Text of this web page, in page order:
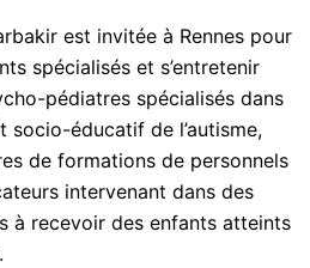
est invitée à Rennes pour
spécialisés et s’entretenir
pédiatres spécialisés dans
socio-éducatif de l’autisme,
de formations de personnels
intervenant dans des
à recevoir des enfants atteints